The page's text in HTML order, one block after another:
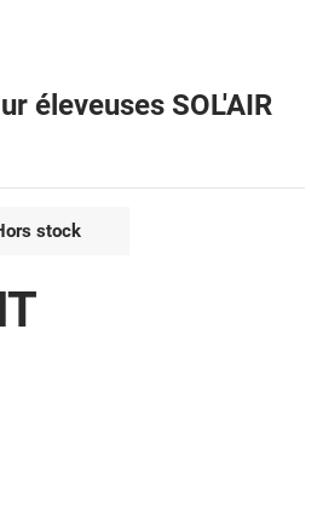
éleveuses SOL'AIR
stock